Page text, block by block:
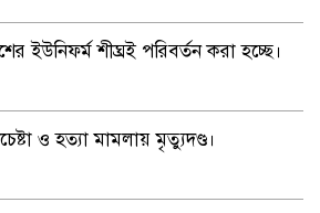
ইউনিফর্ম শীঘ্রই পরিবর্তন করা হচ্ছে।
ও হত্যা মামলায় মৃত্যুদণ্ড।